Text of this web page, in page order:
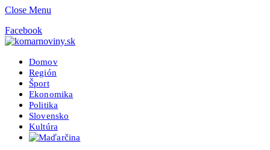
Close Menu
Facebook
Domov
Región
Šport
Ekonomika
Politika
Slovensko
Kultúra